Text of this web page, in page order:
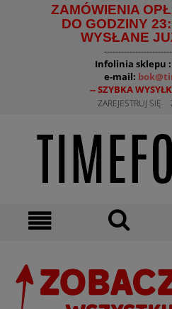
ZAMÓWIENIA
DO GODZINY
WYSŁANE
Infolinia sklepu :
e-mail:
-- SZYBKA
ZAREJESTRUJ SIĘ